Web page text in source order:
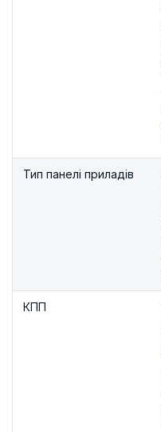
Тип панелі приладів
КПП